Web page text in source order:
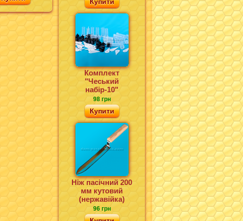
Комплект
"Чеський
набір-10"
98 грн
Купити
Ніж пасічний 200
мм кутовий
(нержавійка)
96 грн